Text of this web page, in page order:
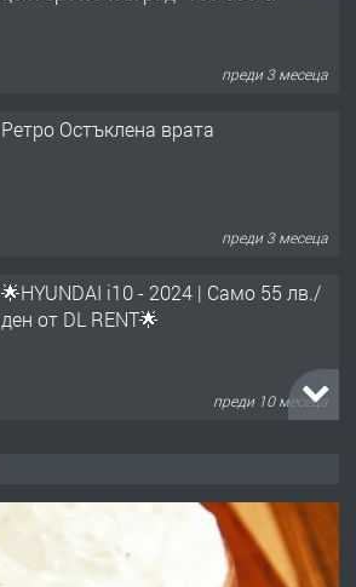
преди 3 месеца
🌟HYUNDAI i10 - 2024 | Само 55 лв./
преди 10 месеца
Професионална броячна машина -
със сертификат от ЕЦБ
преди 1 година
преди 1 година